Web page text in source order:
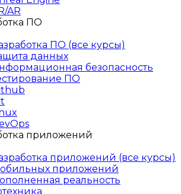
AR
ПО
ПО (все курсы)
данных
безопасность
ПО
приложений
приложений (все курсы)
приложений
реальность